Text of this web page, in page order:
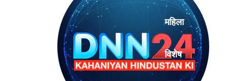
महिला
विशेष